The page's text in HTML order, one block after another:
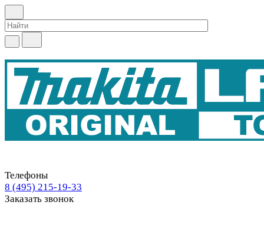
Телефоны
8 (495) 215-19-33
Заказать звонок